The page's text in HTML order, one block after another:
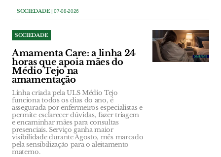
SOCIEDADE| 07-08-2026
SOCIEDADE
Amamenta Care: a linha 24
horas que apoia mães do
Médio Tejo na
amamentação
Linha criada pela ULS Médio Tejo
funciona todos os dias do ano, é
assegurada por enfermeiros especialistas e
permite esclarecer dúvidas, fazer triagem
e encaminhar mães para consultas
presenciais. Serviço ganha maior
visibilidade durante Agosto, mês marcado
pela sensibilização para o aleitamento
materno.